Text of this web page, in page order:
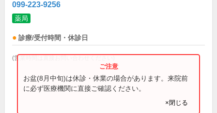
099-223-9256
薬局
診療/受付時間・休診日
(営業時間は直接お問い合わせください)
お盆(8月中旬)は休診・休業の場合があります。来院前
に必ず医療機関に直接ご確認ください。
×閉じる